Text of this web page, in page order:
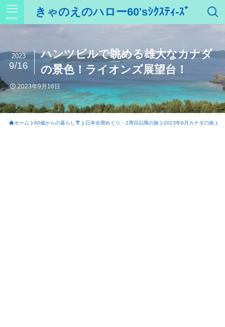
きゃのえのハロー60'sｼｸｽﾃｨ-ｽﾞ
menu
ハンツビルで眺める雄大なカナダ
の景色！ライオンズ展望台！
2023
9/16
2023年9月16日
ホーム 60歳からの暮らし👘 日本全県めぐり・2周目以降の旅 2023年9月カナダの旅